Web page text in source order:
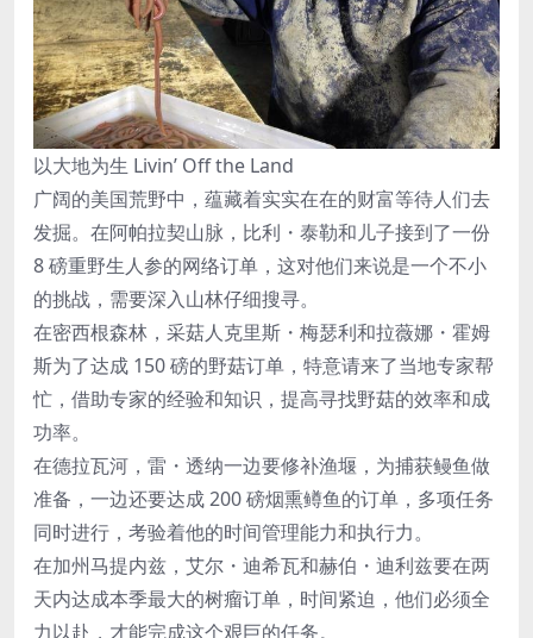
以大地为生 Livin’ Off the Land
广阔的美国荒野中，蕴藏着实实在在的财富等待人们去
发掘。在阿帕拉契山脉，比利・泰勒和儿子接到了一份
8 磅重野生人参的网络订单，这对他们来说是一个不小
的挑战，需要深入山林仔细搜寻。
在密西根森林，采菇人克里斯・梅瑟利和拉薇娜・霍姆
斯为了达成 150 磅的野菇订单，特意请来了当地专家帮
忙，借助专家的经验和知识，提高寻找野菇的效率和成
功率。
在德拉瓦河，雷・透纳一边要修补渔堰，为捕获鳗鱼做
准备，一边还要达成 200 磅烟熏鳟鱼的订单，多项任务
同时进行，考验着他的时间管理能力和执行力。
在加州马提内兹，艾尔・迪希瓦和赫伯・迪利兹要在两
天内达成本季最大的树瘤订单，时间紧迫，他们必须全
力以赴，才能完成这个艰巨的任务。